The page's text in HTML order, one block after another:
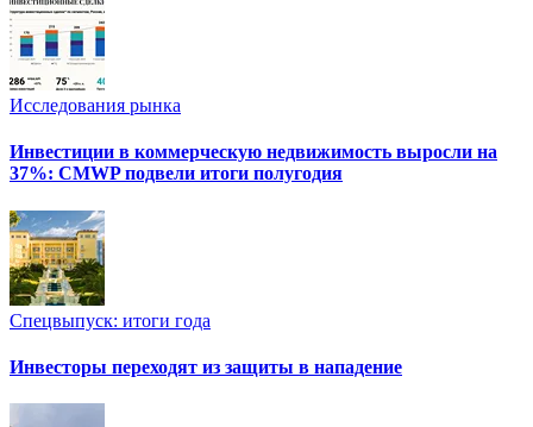
Исследования рынка
Инвестиции в коммерческую недвижимость выросли на
37%: CMWP подвели итоги полугодия
Спецвыпуск: итоги года
Инвесторы переходят из защиты в нападение